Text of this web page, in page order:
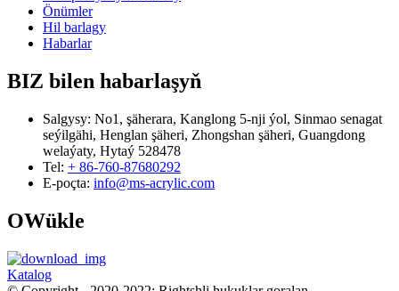
Önümler
Hil barlagy
Habarlar
BIZ bilen habarlaşyň
Salgysy: No1, şäherara, Kanglong 5-nji ýol, Sinmao senagat
seýilgähi, Henglan şäheri, Zhongshan şäheri, Guangdong
welaýaty, Hytaý 528478
Tel: + 86-760-87680292
E-poçta: info@ms-acrylic.com
OWükle
Katalog